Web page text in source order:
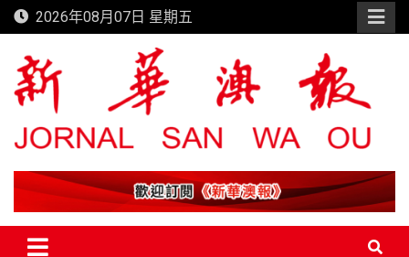
Skip
to
content
2026年08月07日 星期五
新華澳報